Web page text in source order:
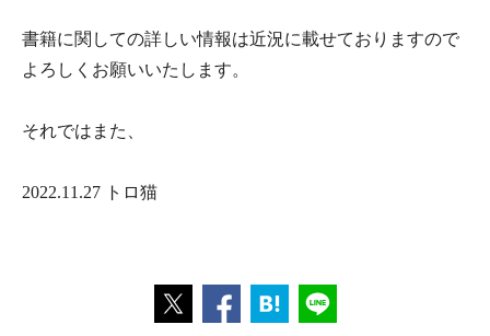
書籍に関しての詳しい情報は近況に載せておりますので
よろしくお願いいたします。
それではまた、
2022.11.27 トロ猫